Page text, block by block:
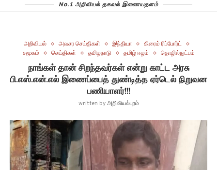
No.1 அறிவியல் தகவல் இணையதளம்
அறிவியல் அவசர செய்திகள் இந்தியா
கிரைம் ரிப்போர்ட்
சமூகம்
செய்திகள் தமிழநாடு தமிழ் ஈழம் தொழில்நுட்பம்
நாங்கள் தான் சிறந்தவர்கள் என்று காட்ட அரசு
பி.எஸ்.என்.எல் இணைப்பைத் துண்டித்த ஏர்டெல் நிறுவன
பணியாளர்!!!
written byஅறிவியல்புரம்